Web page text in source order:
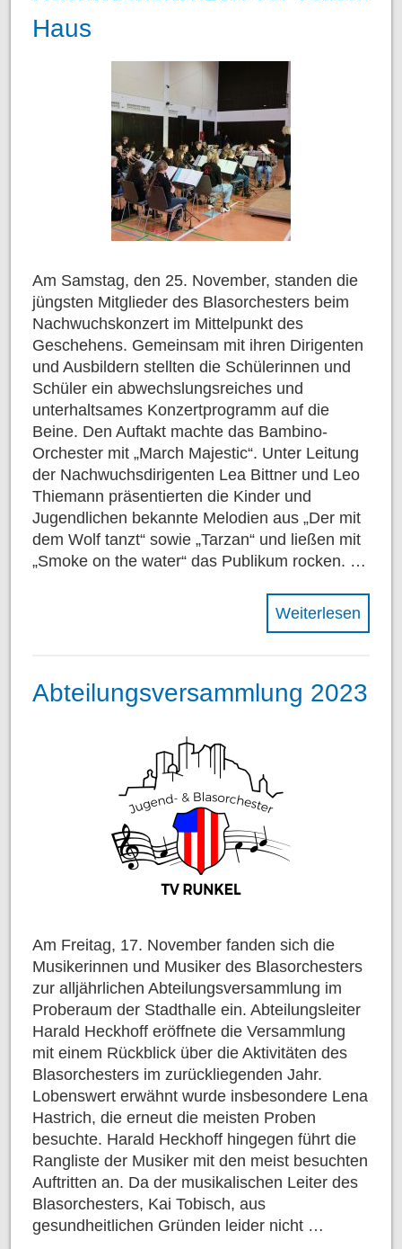
Haus
Am Samstag, den 25. November, standen die
jüngsten Mitglieder des Blasorchesters beim
Nachwuchskonzert im Mittelpunkt des
Geschehens. Gemeinsam mit ihren Dirigenten
und Ausbildern stellten die Schülerinnen und
Schüler ein abwechslungsreiches und
unterhaltsames Konzertprogramm auf die
Beine. Den Auftakt machte das Bambino-
Orchester mit „March Majestic“. Unter Leitung
der Nachwuchsdirigenten Lea Bittner und Leo
Thiemann präsentierten die Kinder und
Jugendlichen bekannte Melodien aus „Der mit
dem Wolf tanzt“ sowie „Tarzan“ und ließen mit
„Smoke on the water“ das Publikum rocken. …
Weiterlesen
Abteilungsversammlung 2023
Am Freitag, 17. November fanden sich die
Musikerinnen und Musiker des Blasorchesters
zur alljährlichen Abteilungsversammlung im
Proberaum der Stadthalle ein. Abteilungsleiter
Harald Heckhoff eröffnete die Versammlung
mit einem Rückblick über die Aktivitäten des
Blasorchesters im zurückliegenden Jahr.
Lobenswert erwähnt wurde insbesondere Lena
Hastrich, die erneut die meisten Proben
besuchte. Harald Heckhoff hingegen führt die
Rangliste der Musiker mit den meist besuchten
Auftritten an. Da der musikalischen Leiter des
Blasorchesters, Kai Tobisch, aus
gesundheitlichen Gründen leider nicht …